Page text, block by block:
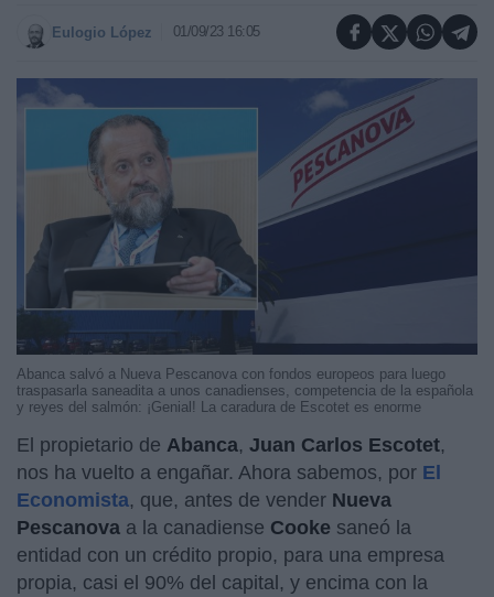
Eulogio López 01/09/23 16:05
Abanca salvó a Nueva Pescanova con fondos europeos para luego
traspasarla saneadita a unos canadienses, competencia de la española
y reyes del salmón: ¡Genial! La caradura de Escotet es enorme
El propietario de Abanca, Juan Carlos Escotet,
nos ha vuelto a engañar. Ahora sabemos, por El
Economista, que, antes de vender Nueva
Pescanova a la canadiense Cooke saneó la
entidad con un crédito propio, para una empresa
propia, casi el 90% del capital, y encima con la